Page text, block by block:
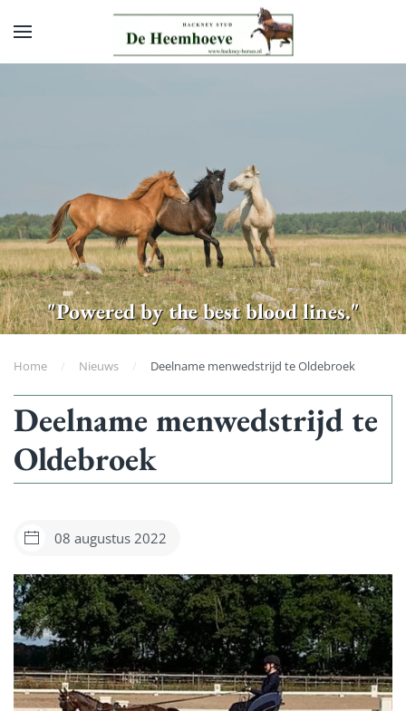
Skip to main content
"Powered by the best blood lines."
Home Nieuws Deelname menwedstrijd te Oldebroek
Deelname menwedstrijd te
Oldebroek
08 augustus 2022